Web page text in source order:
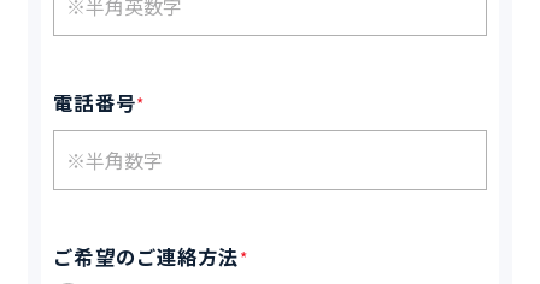
電話番号*
ご希望のご連絡方法*